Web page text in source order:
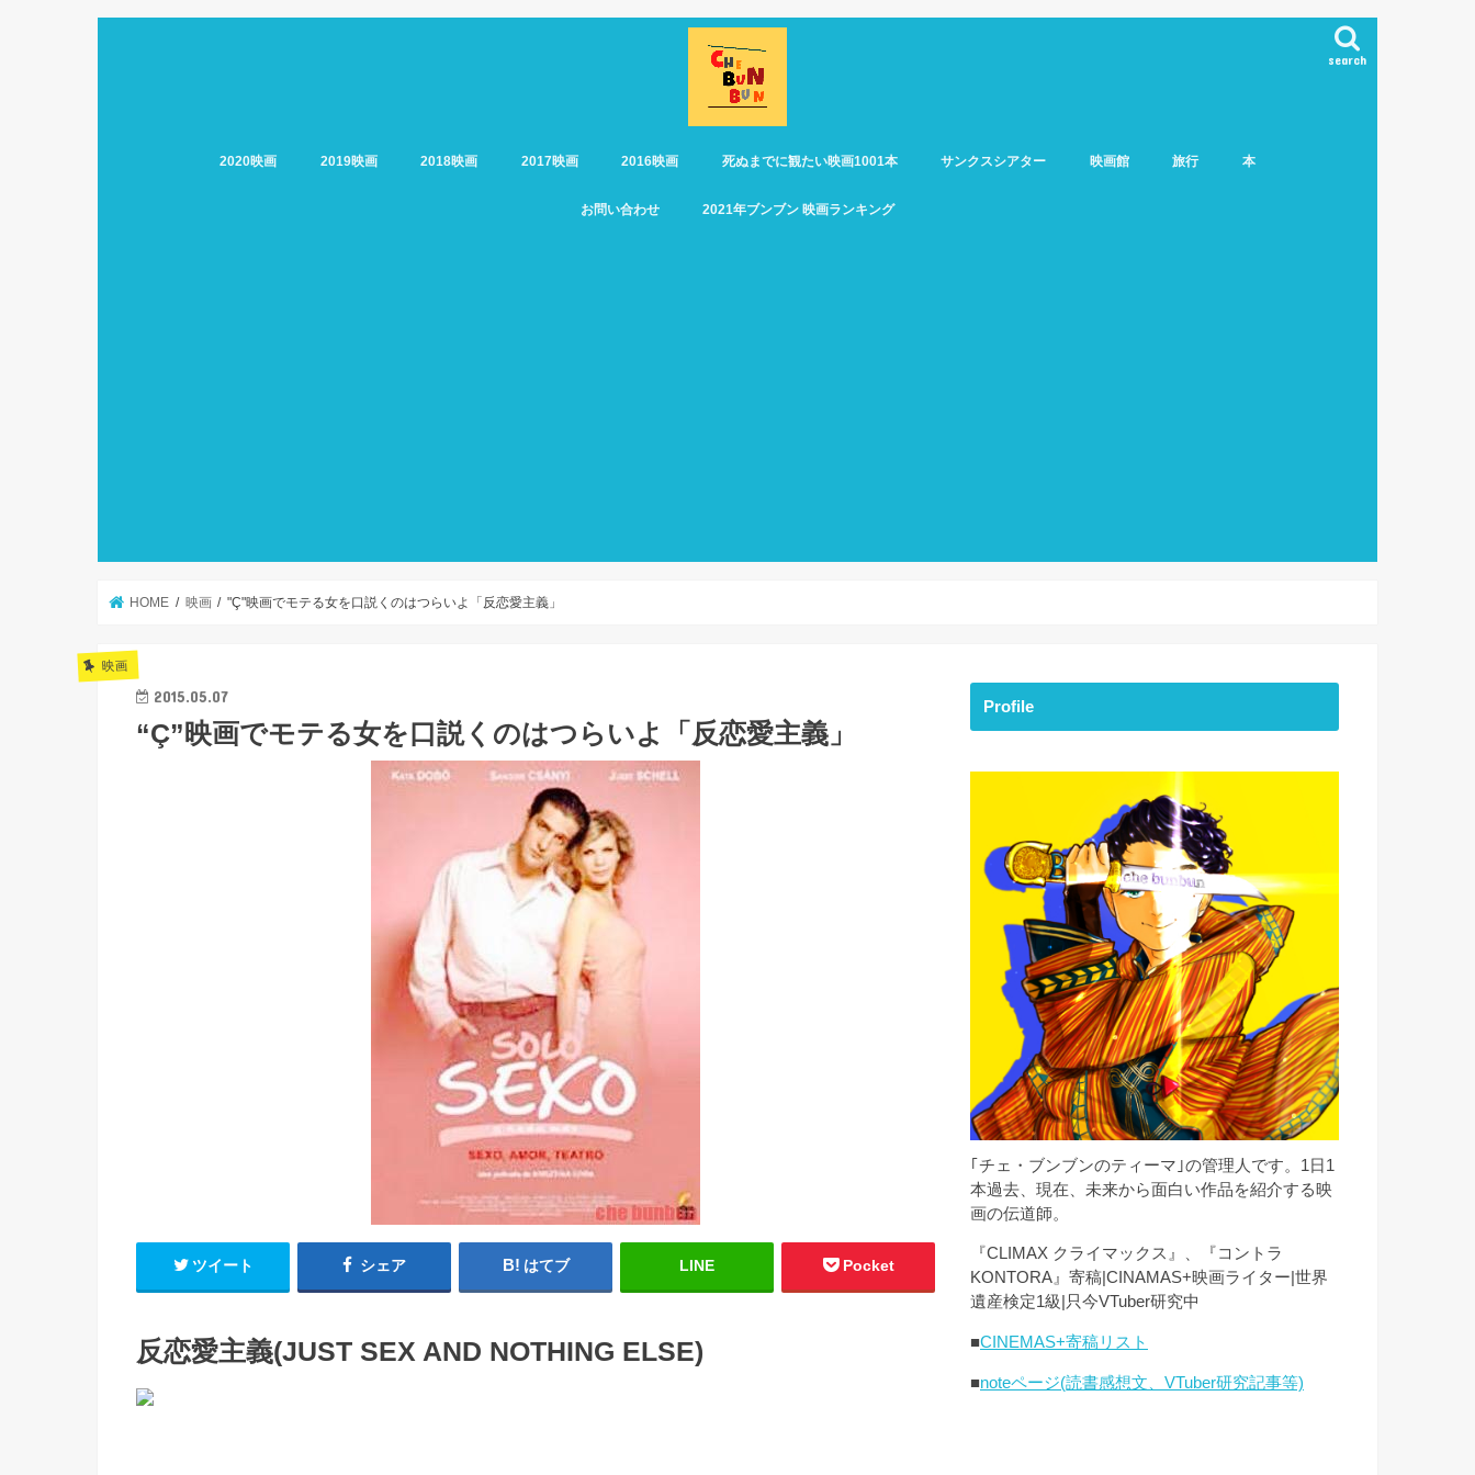
search
2020映画 2019映画 2018映画 2017映画 2016映画 死ぬまでに観たい映画1001本 サンクスシアター 映画館 旅行 本
お問い合わせ 2021年ブンブン 映画ランキング
HOME 映画 "Ç"映画でモテる女を口説くのはつらいよ「反恋愛主義」
映画
2015.05.07
“Ç”映画でモテる女を口説くのはつらいよ「反恋愛主義」
ツイート シェア はてブ LINE Pocket
反恋愛主義(JUST SEX AND NOTHING ELSE)
Profile
｢チェ・ブンブンのティーマ｣の管理人です。1日1
本過去、現在、未来から面白い作品を紹介する映
画の伝道師。
『CLIMAX クライマックス』、『コントラ
KONTORA』寄稿|CINAMAS+映画ライター|世界
遺産検定1級|只今VTuber研究中
■CINEMAS+寄稿リスト
■noteページ(読書感想文、VTuber研究記事等)